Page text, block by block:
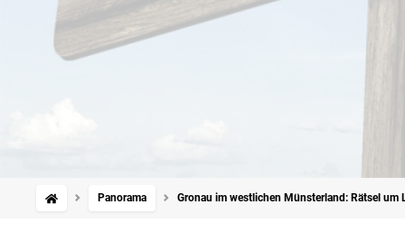
Panorama Gronau im westlichen Münsterland: Rätsel